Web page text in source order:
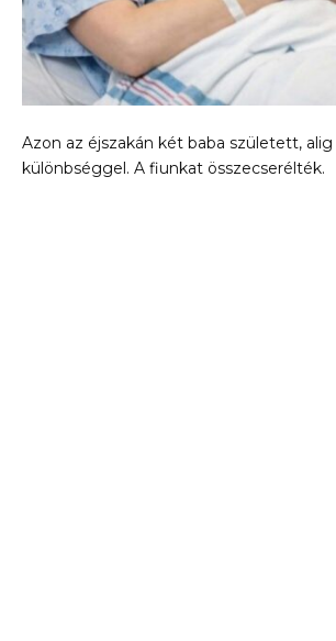
Azon az éjszakán két baba született,
különbséggel. A fiunkat összecserélték.